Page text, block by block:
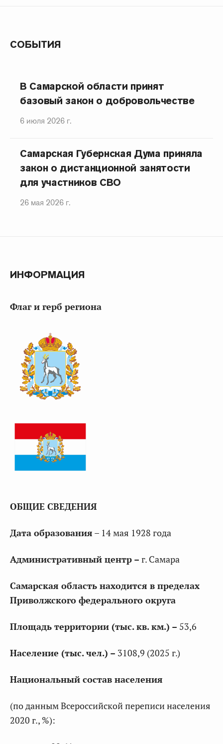
СОБЫТИЯ
В Самарской области принят
базовый закон о добровольчестве
6 июля 2026 г.
Самарская Губернская Дума приняла
закон о дистанционной занятости
для участников СВО
26 мая 2026 г.
ИНФОРМАЦИЯ
Флаг и герб региона
ОБЩИЕ СВЕДЕНИЯ
Дата образования – 14 мая 1928 года
Административный центр – г. Самара
Самарская область находится в пределах
Приволжского федерального округа
Площадь территории (тыс. кв. км.) – 53,6
Население (тыс. чел.) – 3108,9 (2025 г.)
Национальный состав населения
(по данным Всероссийской переписи населения
2020 г., %):